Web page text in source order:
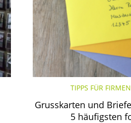
TIPPS FÜR
Grusskarten und
5 häufigsten